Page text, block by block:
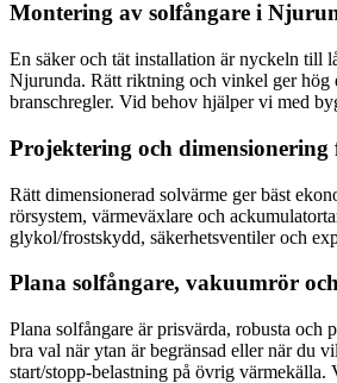
Montering av solfångare i
En säker och tät installation är nyckeln till
Njurunda. Rätt riktning och vinkel ger hög
branschregler. Vid behov hjälper vi med
Projektering och
Rätt dimensionerad solvärme ger bäst
rörsystem, värmeväxlare och
glykol/frostskydd, säkerhetsventiler och
Plana solfångare, vakuumrör
Plana solfångare är prisvärda, robusta och
bra val när ytan är begränsad eller när du
start/stopp-belastning på övrig